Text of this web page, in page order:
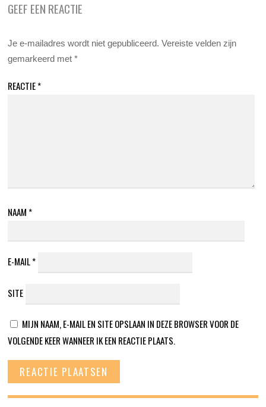
GEEF EEN REACTIE
Je e-mailadres wordt niet gepubliceerd. Vereiste velden zijn
gemarkeerd met*
REACTIE*
NAAM *
E-MAIL*
SITE
MIJN NAAM, E-MAIL EN SITE OPSLAAN IN DEZE BROWSER VOOR DE
VOLGENDE KEER WANNEER IK EEN REACTIE PLAATS.